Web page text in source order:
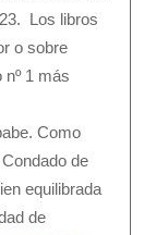
Los libros
o sobre
1 más
Como
de
equilibrada
de